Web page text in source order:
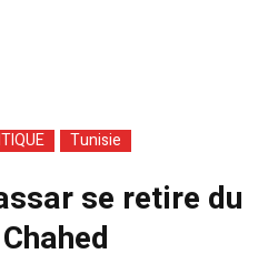
Tunisie
se retire du